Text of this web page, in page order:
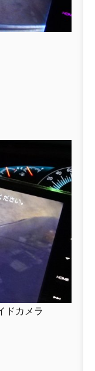
ドカメラ